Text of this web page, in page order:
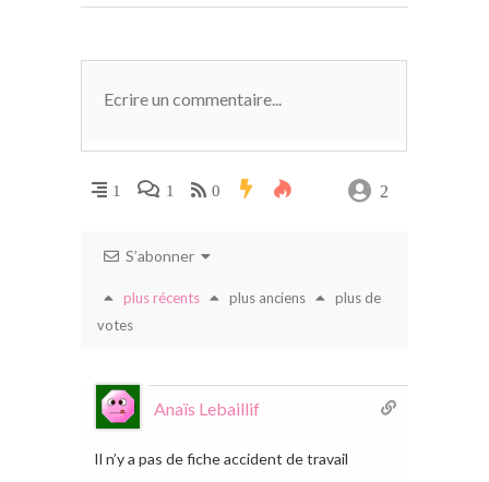
1 1 0 2
S’abonner
plus récents plus anciens
plus de
votes
Anaïs Lebaillif
Il n’y a pas de fiche accident de travail